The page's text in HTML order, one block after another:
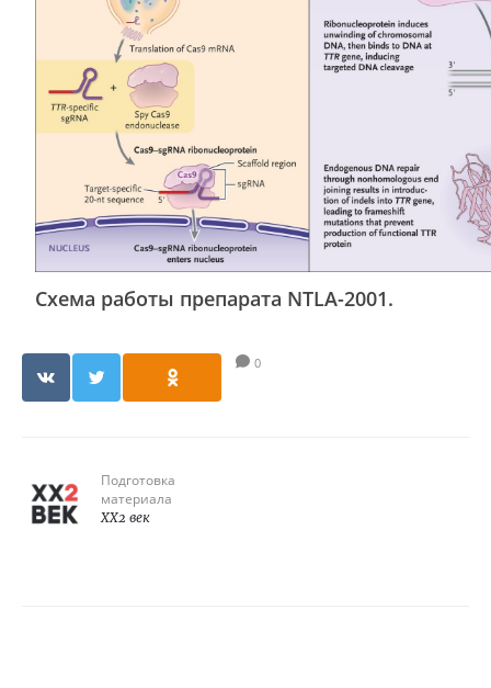
Схема работы препарата NTLA-2001.
0
Подготовка
материала
XX2 век